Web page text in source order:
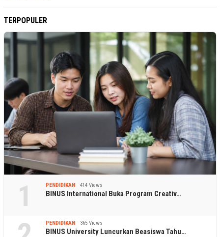
TERPOPULER
1 PENDIDIKAN 414 Views
BINUS International Buka Program Creativ…
PENDIDIKAN 365 Views
BINUS University Luncurkan Beasiswa Tahu…